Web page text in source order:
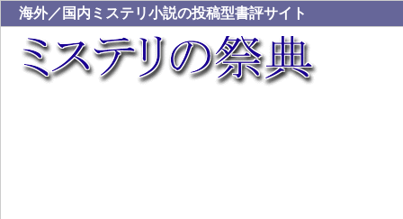
海外／国内ミステリ小説の投稿型書評サイト